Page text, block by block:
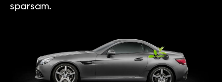
sparsam.